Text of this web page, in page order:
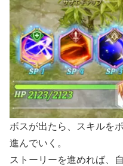
ボスが出たら、スキルを
進んでいく。
ストーリーを進めれば、